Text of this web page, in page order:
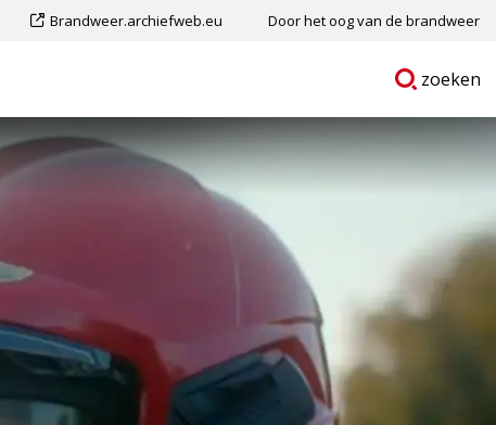
Dit
externe
Brandweer.archiefweb.eu Door het oog van de brandweer
Ga
zoeken